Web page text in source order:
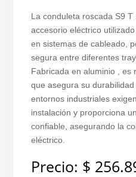
La conduleta roscada S9 T
accesorio eléctrico
en sistemas de cableado,
segura entre diferentes
Fabricada en aluminio , es
que asegura su
entornos industriales
instalación y proporciona
confiable, asegurando la
eléctrico.
Precio: $